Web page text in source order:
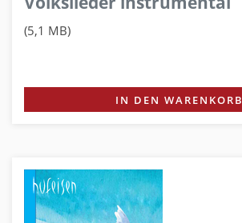
(5,1 MB)
IN DEN WARENKORB